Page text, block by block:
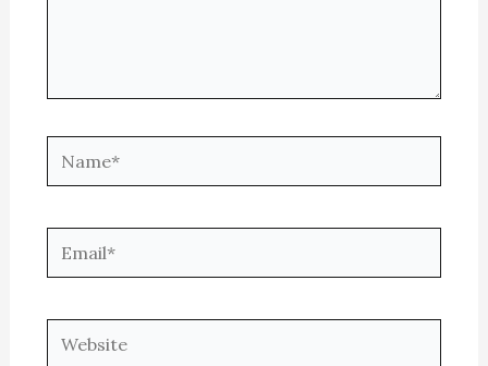
Name*
Email*
Website